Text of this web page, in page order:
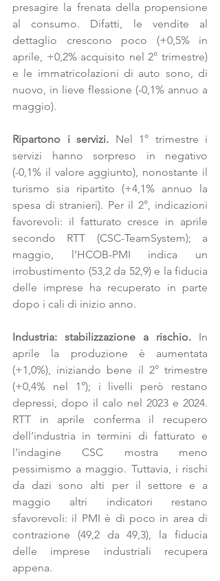
presagire la frenata della propensione
al consumo. Difatti, le vendite al
dettaglio crescono poco (+0,5% in
aprile, +0,2% acquisito nel 2° trimestre)
e le immatricolazioni di auto sono, di
nuovo, in lieve flessione (-0,1% annuo a
maggio).
Ripartono i servizi. Nel 1° trimestre i
servizi hanno sorpreso in negativo
(-0,1% il valore aggiunto), nonostante il
turismo sia ripartito (+4,1% annuo la
spesa di stranieri). Per il 2°, indicazioni
favorevoli: il fatturato cresce in aprile
secondo RTT (CSC-TeamSystem); a
maggio, l’HCOB-PMI indica un
irrobustimento (53,2 da 52,9) e la fiducia
delle imprese ha recuperato in parte
dopo i cali di inizio anno.
Industria: stabilizzazione a rischio. In
aprile la produzione è aumentata
(+1,0%), iniziando bene il 2° trimestre
(+0,4% nel 1°); i livelli però restano
depressi, dopo il calo nel 2023 e 2024.
RTT in aprile conferma il recupero
dell’industria in termini di fatturato e
l’indagine CSC mostra meno
pessimismo a maggio. Tuttavia, i rischi
da dazi sono alti per il settore e a
maggio altri indicatori restano
sfavorevoli: il PMI è di poco in area di
contrazione (49,2 da 49,3), la fiducia
delle imprese industriali recupera
appena.